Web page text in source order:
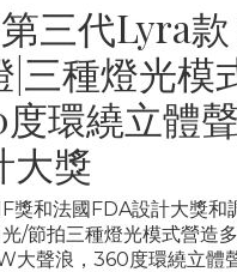
三代Lyra
|三種燈光模
環繞立體
大獎
獎和法國FDA設計大獎和
/節拍三種燈光模式營造
大聲浪，360度環繞立體